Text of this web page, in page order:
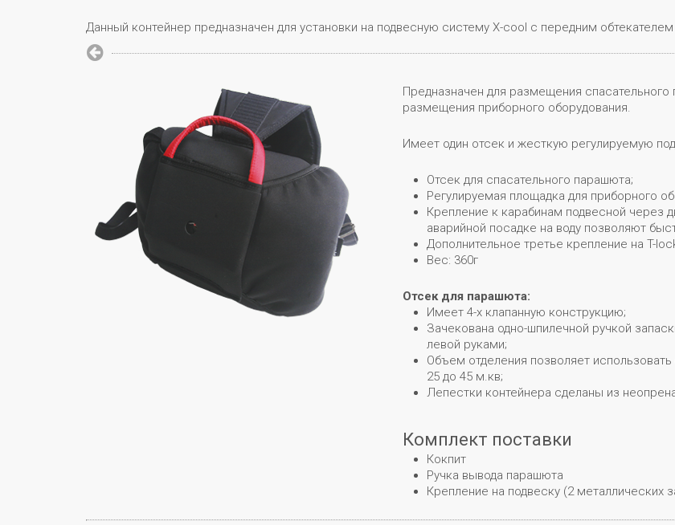
Данный контейнер предназначен для установки на подвесную систему X-cool с передним
Предназначен для размещения
размещения приборного оборудования.
Имеет один отсек и жесткую регулируемую
Отсек для спасательного парашюта;
Регулируемая площадка для приборного
Крепление к карабинам подвесной через
аварийной посадке на воду позволяют
Дополнительное третье крепление на T-
Вес: 360г
Отсек для парашюта:
Имеет 4-х клапанную конструкцию;
Зачекована одно-шпилечной ручкой
левой руками;
Объем отделения позволяет
25 до 45 м.кв;
Лепестки контейнера сделаны из
Комплект поставки
Кокпит
Ручка вывода парашюта
Крепление на подвеску (2 металлических